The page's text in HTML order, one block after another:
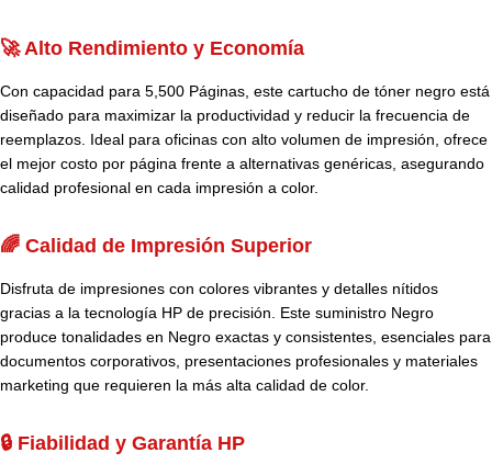
🚀 Alto Rendimiento y Economía
Con capacidad para 5,500 Páginas, este cartucho de tóner negro está
diseñado para maximizar la productividad y reducir la frecuencia de
reemplazos. Ideal para oficinas con alto volumen de impresión, ofrece
el mejor costo por página frente a alternativas genéricas, asegurando
calidad profesional en cada impresión a color.
🌈 Calidad de Impresión Superior
Disfruta de impresiones con colores vibrantes y detalles nítidos
gracias a la tecnología HP de precisión. Este suministro Negro
produce tonalidades en Negro exactas y consistentes, esenciales para
documentos corporativos, presentaciones profesionales y materiales
marketing que requieren la más alta calidad de color.
🔒 Fiabilidad y Garantía HP